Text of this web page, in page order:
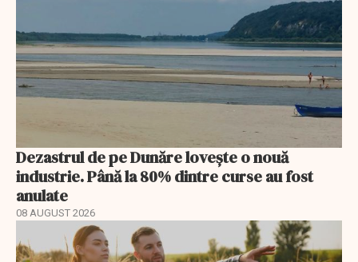
Dezastrul de pe Dunăre lovește o nouă
industrie. Până la 80% dintre curse au fost
anulate
08 AUGUST 2026